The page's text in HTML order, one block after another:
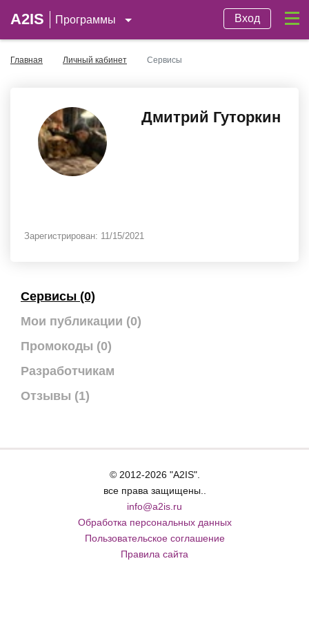
A2IS Программы Вход
Главная Личный кабинет Сервисы
Дмитрий Гуторкин
Зарегистрирован: 11/15/2021
Сервисы (0)
Мои публикации (0)
Промокоды (0)
Разработчикам
Отзывы (1)
© 2012-2026 "A2IS".
все права защищены..
info@a2is.ru
Обработка персональных данных
Пользовательское соглашение
Правила сайта